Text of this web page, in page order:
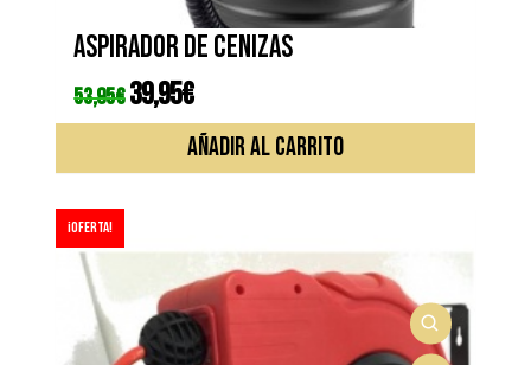
Aspirador de cenizas
53,95€ El
precio
original
39,95€El
precio
actual
es:
39,95€.
AÑADIR AL CARRITO
¡Oferta!